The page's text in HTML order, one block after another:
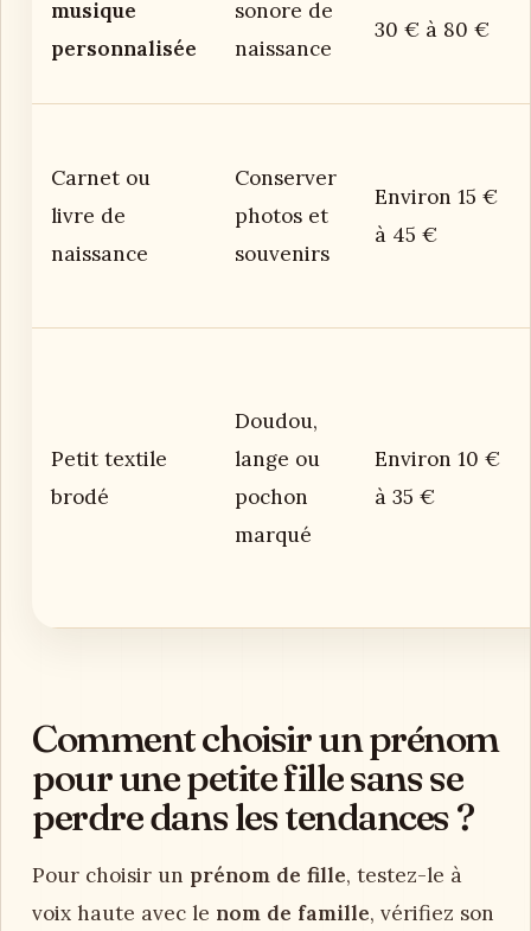
musique
personnalisée
sonore de
naissance
30 € à 80 €
Carnet ou
livre de
naissance
Conserver
photos et
souvenirs
Environ 15 €
à 45 €
Petit textile
brodé
Doudou,
lange ou
pochon
marqué
Environ 10 €
à 35 €
Comment choisir un prénom
pour une petite fille sans se
perdre dans les tendances ?
Pour choisir un prénom de fille, testez-le à
voix haute avec le nom de famille, vérifiez son